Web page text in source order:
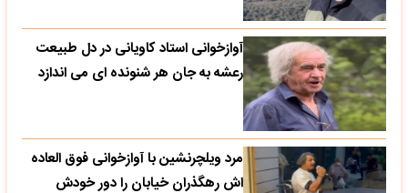
آوازخوانی استاد کاویانی در دل طبیعت
رعشه به جان هر شنونده ای می اندازد
مرد ویلچرنشین با آوازخوانی فوق العاده
اش رهگذران خیابان را دور خودش